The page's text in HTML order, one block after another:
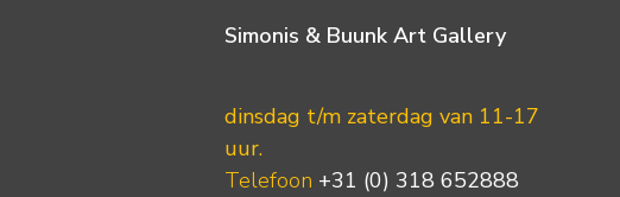
Simonis & Buunk Art Gallery
dinsdag t/m zaterdag van 11-17
uur.
Telefoon +31 (0) 318 652888